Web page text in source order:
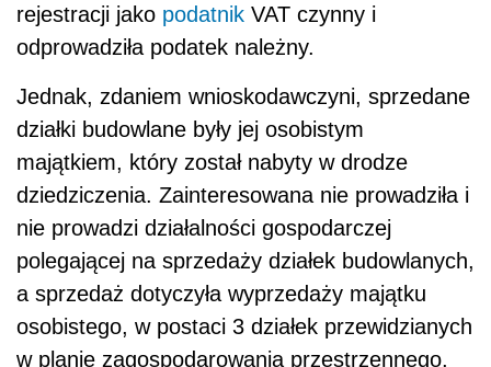
rejestracji jako podatnik VAT czynny i
odprowadziła podatek należny.
Jednak, zdaniem wnioskodawczyni, sprzedane
działki budowlane były jej osobistym
majątkiem, który został nabyty w drodze
dziedziczenia. Zainteresowana nie prowadziła i
nie prowadzi działalności gospodarczej
polegającej na sprzedaży działek budowlanych,
a sprzedaż dotyczyła wyprzedaży majątku
osobistego, w postaci 3 działek przewidzianych
w planie zagospodarowania przestrzennego,